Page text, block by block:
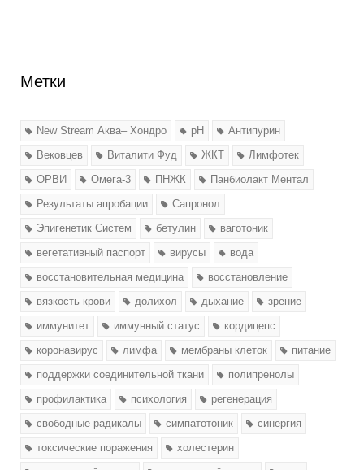
Метки
New Stream Аква– Хондро pH
Антипурин
Вековцев
Виталити Фуд ЖКТ
Лимфотек
ОРВИ
Омега-3 ПНЖК
Панбиолакт Ментал
Результаты апробации
Сапронол
Эпигенетик Систем
бетулин
ваготоник
вегетативный паспорт
вирусы
вода
восстановительная медицина
восстановление
вязкость крови
долихол дыхание
зрение
иммунитет
иммунный статус
кордицепс
коронавирус
лимфа мембраны клеток
питание
поддержки соединительной ткани
полипренолы
профилактика
психология
регенерация
свободные радикалы
симпатотоник
синергия
токсические поражения
холестерин